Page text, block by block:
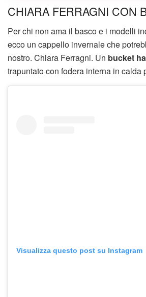
CHIARA FERRAGNI CON
Per chi non ama il basco e i modelli
ecco un cappello invernale che
nostro. Chiara Ferragni. Un bucket
trapuntato con fodera interna in calda
Visualizza questo post su Instagram